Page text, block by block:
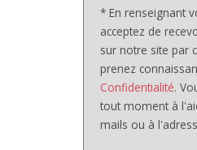
* En renseignant
acceptez de
sur notre site par
prenez
Confidentialité.
tout moment à
mails ou à